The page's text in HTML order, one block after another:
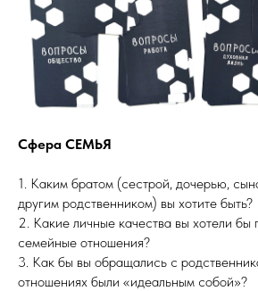
Сфера СЕМЬЯ
1. Каким братом (сестрой, дочерью,
другим родственником) вы хотите быть?
2. Какие личные качества вы хотели бы
семейные отношения?
3. Как бы вы обращались с
отношениях были «идеальным собой»?